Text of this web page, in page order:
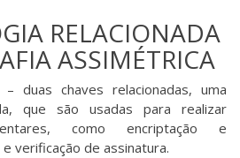
RELACIONADA
ASSIMÉTRICA
– duas chaves relacionadas, uma
que são usadas para realizar
como encriptação e
verificação de assinatura.